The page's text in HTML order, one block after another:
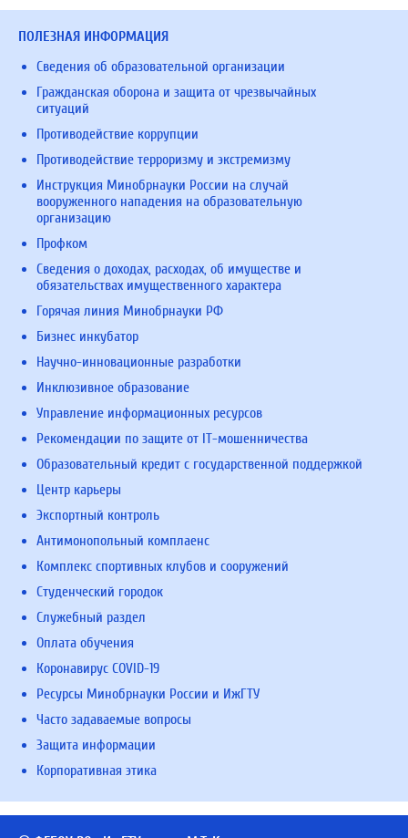
ПОЛЕЗНАЯ ИНФОРМАЦИЯ
Сведения об образовательной организации
Гражданская оборона и защита от чрезвычайных
ситуаций
Противодействие коррупции
Противодействие терроризму и экстремизму
Инструкция Минобрнауки России на случай
вооруженного нападения на образовательную
организацию
Профком
Сведения о доходах, расходах, об имуществе и
обязательствах имущественного характера
Горячая линия Минобрнауки РФ
Бизнес инкубатор
Научно-инновационные разработки
Инклюзивное образование
Управление информационных ресурсов
Рекомендации по защите от IT-мошенничества
Образовательный кредит с государственной поддержкой
Центр карьеры
Экспортный контроль
Антимонопольный комплаенс
Комплекс спортивных клубов и сооружений
Студенческий городок
Служебный раздел
Оплата обучения
Коронавирус COVID-19
Ресурсы Минобрнауки России и ИжГТУ
Часто задаваемые вопросы
Защита информации
Корпоративная этика